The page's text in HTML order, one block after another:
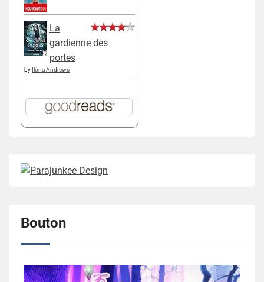
La
gardienne des
portes
by Ilona Andrews
Bouton